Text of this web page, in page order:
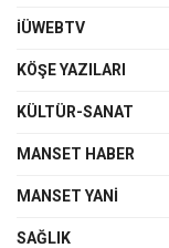
İÜWEBTV
KÖŞE YAZILARI
KÜLTÜR-SANAT
MANSET HABER
MANSET YANI
SAĞLIK